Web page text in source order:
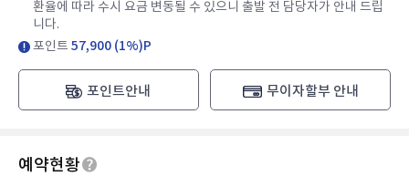
환율에 따라 수시 요금 변동될 수 있으니 출발 전 담당자가 안내 드립
니다.
포인트 57,900 (1%)P
포인트안내 무이자할부 안내
예약현황